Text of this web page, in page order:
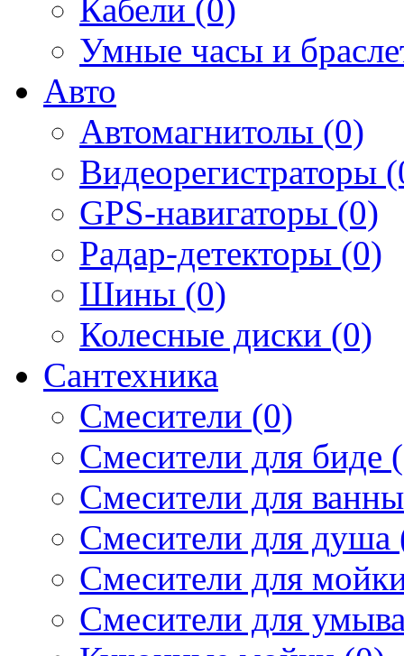
Кабели (0)
Умные часы и
Авто
Автомагнитолы (0)
Видеорегистраторы
GPS-навигаторы (0)
Радар-детекторы (0)
Шины (0)
Колесные диски (0)
Сантехника
Смесители (0)
Смесители для биде
Смесители для
Смесители для душа
Смесители для
Смесители для